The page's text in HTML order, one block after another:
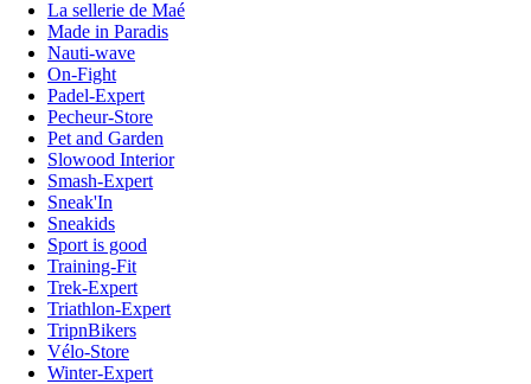
La sellerie de Maé
Made in Paradis
Nauti-wave
On-Fight
Padel-Expert
Pecheur-Store
Pet and Garden
Slowood Interior
Smash-Expert
Sneak'In
Sneakids
Sport is good
Training-Fit
Trek-Expert
Triathlon-Expert
TripnBikers
Vélo-Store
Winter-Expert